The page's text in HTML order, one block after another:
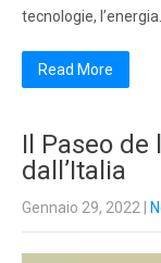
tecnologie, l’energia…
Read More
Il Paseo
dall’Italia
Gennaio 29, 2022